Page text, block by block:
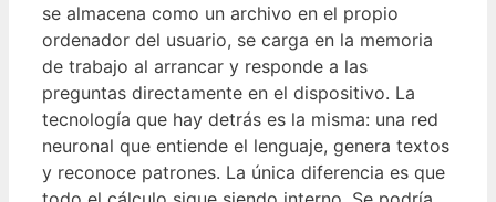
se almacena como un archivo en el propio
ordenador del usuario, se carga en la memoria
de trabajo al arrancar y responde a las
preguntas directamente en el dispositivo. La
tecnología que hay detrás es la misma: una red
neuronal que entiende el lenguaje, genera textos
y reconoce patrones. La única diferencia es que